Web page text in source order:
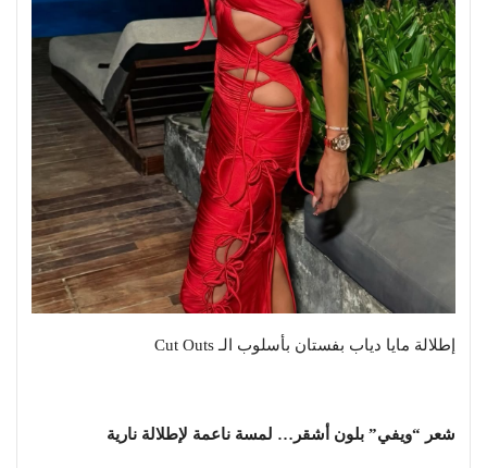
إطلالة مايا دياب بفستان بأسلوب الـ Cut Outs
شعر “ويفي” بلون أشقر… لمسة ناعمة لإطلالة نارية